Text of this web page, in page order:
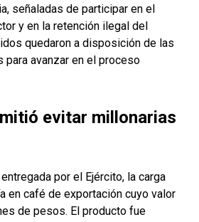
señaladas de participar en el
y en la retención ilegal del
quedaron a disposición de las
para avanzar en el proceso
evitar millonarias
por el Ejército, la carga
en café de exportación cuyo valor
de pesos. El producto fue